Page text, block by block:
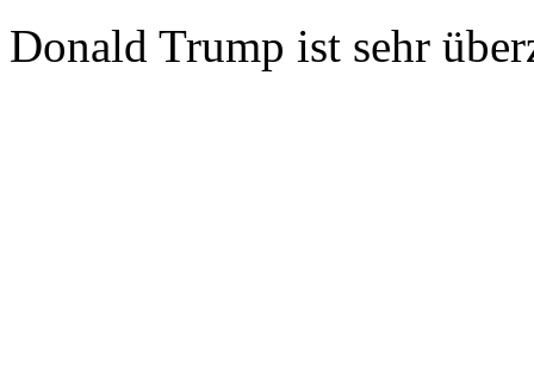
Donald Trump ist sehr